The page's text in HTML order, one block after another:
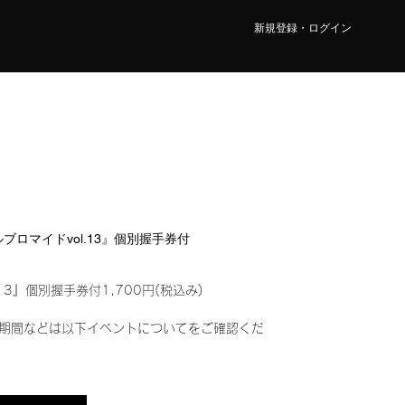
新規登録・ログイン
ロマイドvol.13』個別握手券付
』個別握手券付1,700円(税込み)
間などは以下イベントについてをご確認くだ